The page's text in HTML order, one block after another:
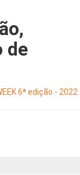
de
6ª edição - 2022